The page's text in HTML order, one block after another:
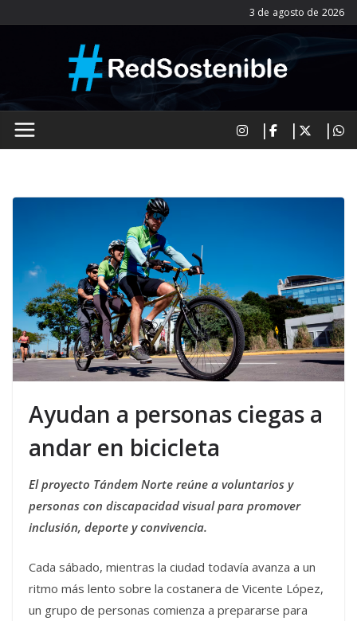
al
3 de agosto de 2026
Ayudan a personas ciegas a
andar en bicicleta
El proyecto Tándem Norte reúne a voluntarios y
personas con discapacidad visual para promover
inclusión, deporte y convivencia.
Cada sábado, mientras la ciudad todavía avanza a un
ritmo más lento sobre la costanera de Vicente López,
un grupo de personas comienza a prepararse para